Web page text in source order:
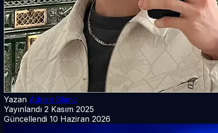
Yazan Adrien Blanc
Yayınlandı 2 Kasım 2025
Güncellendi 10 Haziran 2026